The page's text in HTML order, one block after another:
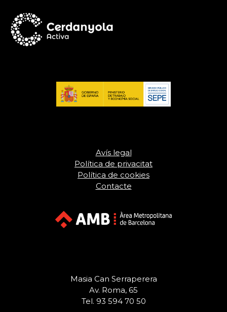
Avís legal
Política de privacitat
Política de cookies
Contacte
Masia Can Serraperera
Av. Roma, 65
Tel. 93 594 70 50